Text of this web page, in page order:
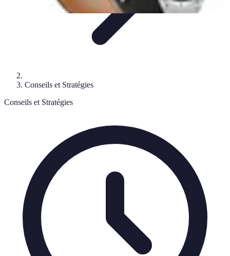
Conseils et Stratégies
Conseils et Stratégies